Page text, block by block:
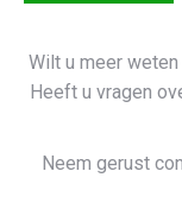
Wilt u meer
Heeft u vragen
Neem gerust